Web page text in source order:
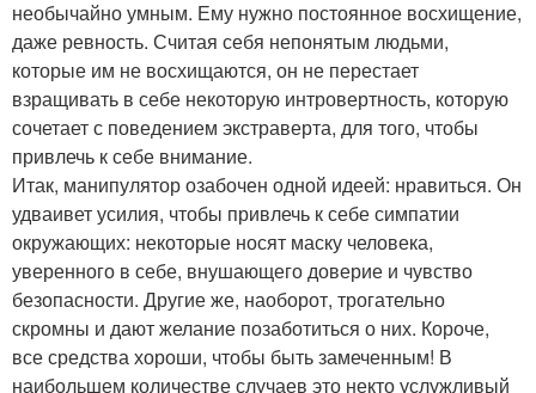
необычайно умным. Ему нужно постоянное восхищение,
даже ревность. Считая себя непонятым людьми,
которые им не восхищаются, он не перестает
взращивать в себе некоторую интровертность, которую
сочетает с поведением экстраверта, для того, чтобы
привлечь к себе внимание.
Итак, манипулятор озабочен одной идеей: нравиться. Он
удваивет усилия, чтобы привлечь к себе симпатии
окружающих: некоторые носят маску человека,
уверенного в себе, внушающего доверие и чувство
безопасности. Другие же, наоборот, трогательно
скромны и дают желание позаботиться о них. Короче,
все средства хороши, чтобы быть замеченным! В
наибольшем количестве случаев это некто услужливый